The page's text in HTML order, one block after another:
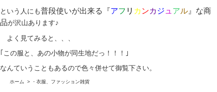
という人にも普段使いが出来る『アフ リ カ ンカ ジ ュ アル 』な商
品が沢山あります♪
よく見てみると、、、
｢この服と、あの小物が同生地だっ！！！｣
なんていうこともあるので色々併せて御覧下さい。
ホーム > ・衣服、ファッション雑貨